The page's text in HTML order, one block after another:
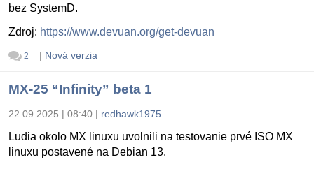
bez SystemD.
Zdroj: https://www.devuan.org/get-devuan
2 | Nová verzia
MX-25 “Infinity” beta 1
22.09.2025 | 08:40 | redhawk1975
Ludia okolo MX linuxu uvolnili na testovanie prvé ISO MX
linuxu postavené na Debian 13.